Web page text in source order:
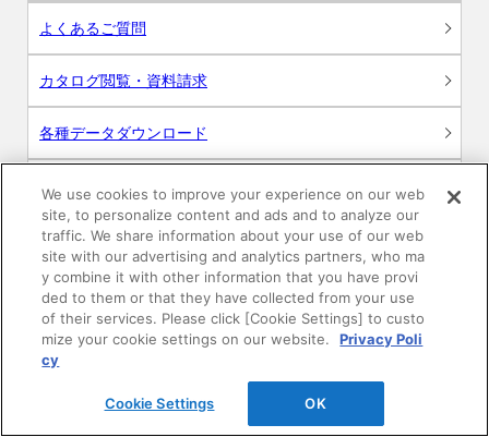
よくあるご質問
カタログ閲覧・資料請求
各種データダウンロード
WEB見積・各種シミュレーション
交換用部品の購入
修理・点検
お問い合わせ
We use cookies to improve your experience on our web
site, to personalize content and ads and to analyze our
traffic. We share information about your use of our web
site with our advertising and analytics partners, who ma
y combine it with other information that you have provi
ded to them or that they have collected from your use
of their services. Please click [Cookie Settings] to custo
mize your cookie settings on our website.
Privacy Poli
cy
Cookie Settings OK